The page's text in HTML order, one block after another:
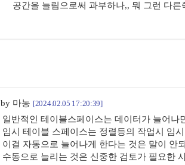
공간을 늘림으로써 과부하나,, 뭐 그런 다
by 마농 [2024.02.05 17:20:39]
일반적인 테이블스페이스는 데이터가 늘어나
임시 테이블 스페이스는 정렬등의 작업시 임
이걸 자동으로 늘어나게 한다는 것은 말이 안
수동으로 늘리는 것은 신중한 검토가 필요한